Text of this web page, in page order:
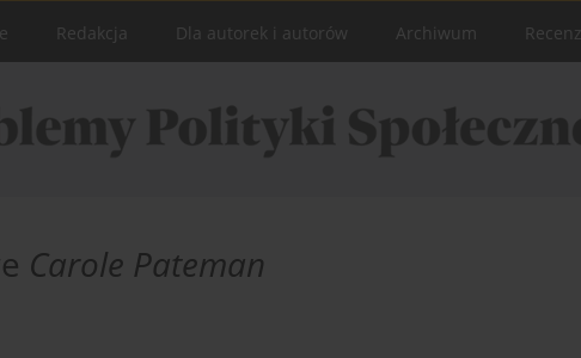
Redakcja Dla autorek i autorów Archiwum
Carole Pateman